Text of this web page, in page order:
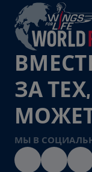
ЗА
МЫ В